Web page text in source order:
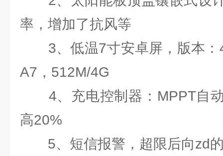
率，增加了抗风等
3、低温7寸安卓屏，版本：
A7，512M/4G
4、充电控制器：MPPT自动
高20%
5、短信报警，超限后向zd的